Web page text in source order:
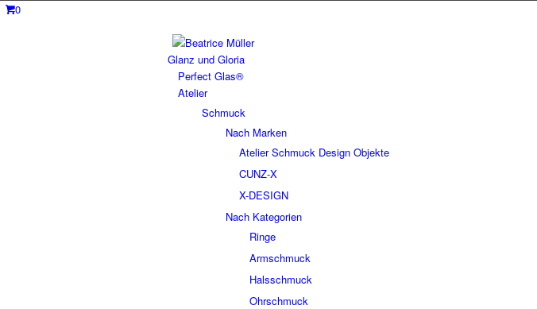
0
Glanz und Gloria
Perfect Glas®
Atelier
Schmuck
Nach Marken
Atelier Schmuck Design Objekte
CUNZ-X
X-DESIGN
Nach Kategorien
Ringe
Armschmuck
Halsschmuck
Ohrschmuck